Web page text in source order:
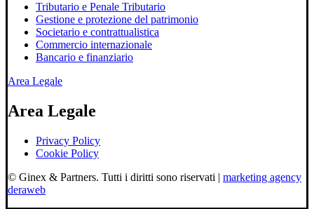
Tributario e Penale Tributario
Gestione e protezione del patrimonio
Societario e contrattualistica
Commercio internazionale
Bancario e finanziario
Area Legale
Area Legale
Privacy Policy
Cookie Policy
© Ginex & Partners. Tutti i diritti sono riservati | marketing agency
deraweb